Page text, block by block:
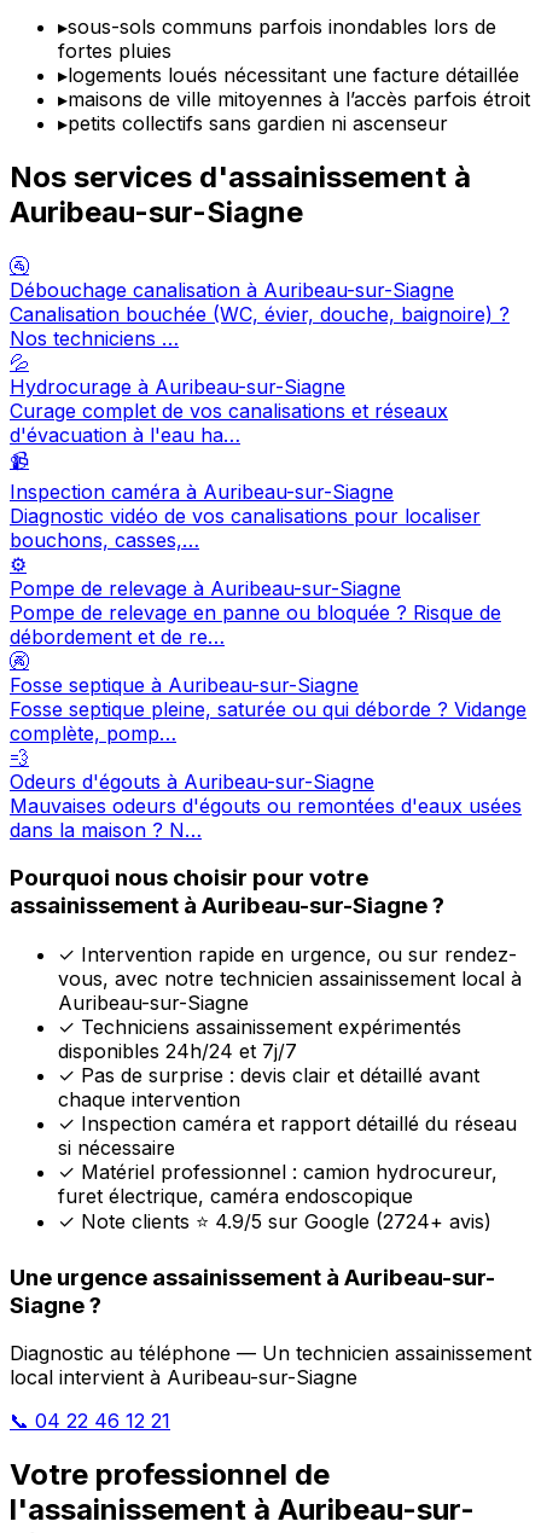
▸sous-sols communs parfois inondables lors de
fortes pluies
▸logements loués nécessitant une facture détaillée
▸maisons de ville mitoyennes à l’accès parfois étroit
▸petits collectifs sans gardien ni ascenseur
Nos services d'assainissement à
Auribeau-sur-Siagne
🚰
Débouchage canalisation à Auribeau-sur-Siagne
Canalisation bouchée (WC, évier, douche, baignoire) ?
Nos techniciens …
💦
Hydrocurage à Auribeau-sur-Siagne
Curage complet de vos canalisations et réseaux
d'évacuation à l'eau ha…
📹
Inspection caméra à Auribeau-sur-Siagne
Diagnostic vidéo de vos canalisations pour localiser
bouchons, casses,…
⚙️
Pompe de relevage à Auribeau-sur-Siagne
Pompe de relevage en panne ou bloquée ? Risque de
débordement et de re…
🚱
Fosse septique à Auribeau-sur-Siagne
Fosse septique pleine, saturée ou qui déborde ? Vidange
complète, pomp…
💨
Odeurs d'égouts à Auribeau-sur-Siagne
Mauvaises odeurs d'égouts ou remontées d'eaux usées
dans la maison ? N…
Pourquoi nous choisir pour votre
assainissement à Auribeau-sur-Siagne ?
✓ Intervention rapide en urgence, ou sur rendez-
vous, avec notre technicien assainissement local à
Auribeau-sur-Siagne
✓ Techniciens assainissement expérimentés
disponibles 24h/24 et 7j/7
✓ Pas de surprise : devis clair et détaillé avant
chaque intervention
✓ Inspection caméra et rapport détaillé du réseau
si nécessaire
✓ Matériel professionnel : camion hydrocureur,
furet électrique, caméra endoscopique
✓ Note clients ⭐ 4.9/5 sur Google (2724+ avis)
Une urgence assainissement à Auribeau-sur-
Siagne ?
Diagnostic au téléphone — Un technicien assainissement
local intervient à Auribeau-sur-Siagne
📞 04 22 46 12 21
Votre professionnel de
l'assainissement à Auribeau-sur-